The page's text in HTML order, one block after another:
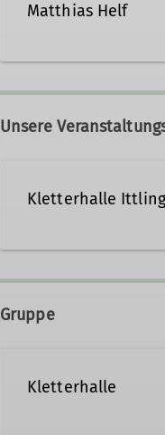
Matthias Helf
Trainer*in C
Unsere
Kletterhalle Ittling
Gruppe
Kletterhalle